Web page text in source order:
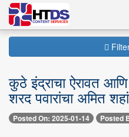
कुठे इंद्राचा ऐरावत
शरद पवारांचा अमित
Posted On: 2025-01-14 Posted